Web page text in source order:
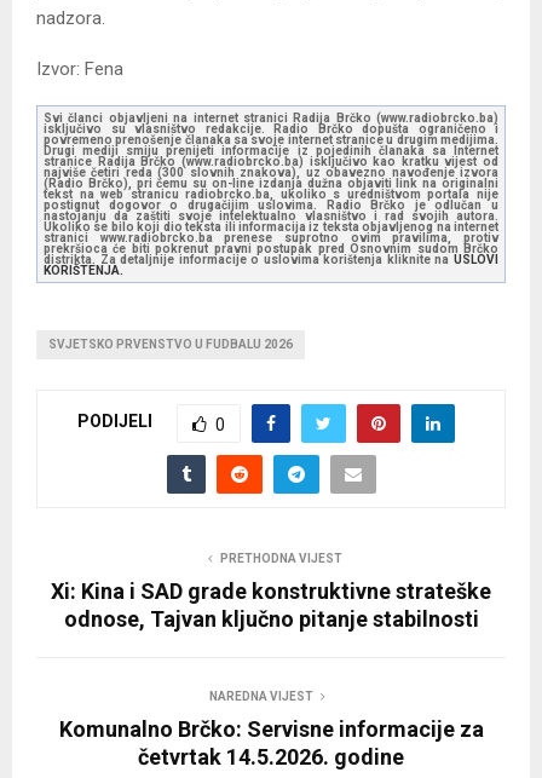
nadzora.
Izvor: Fena
Svi članci objavljeni na internet stranici Radija Brčko (www.radiobrcko.ba)
isključivo su vlasništvo redakcije. Radio Brčko dopušta ograničeno i
povremeno prenošenje članaka sa svoje internet stranice u drugim medijima.
Drugi mediji smiju prenijeti informacije iz pojedinih članaka sa Internet
stranice Radija Brčko (www.radiobrcko.ba) isključivo kao kratku vijest od
najviše četiri reda (300 slovnih znakova), uz obavezno navođenje izvora
(Radio Brčko), pri čemu su on-line izdanja dužna objaviti link na originalni
tekst na web stranicu radiobrcko.ba, ukoliko s uredništvom portala nije
postignut dogovor o drugačijim uslovima. Radio Brčko je odlučan u
nastojanju da zaštiti svoje intelektualno vlasništvo i rad svojih autora.
Ukoliko se bilo koji dio teksta ili informacija iz teksta objavljenog na internet
stranici www.radiobrcko.ba prenese suprotno ovim pravilima, protiv
prekršioca će biti pokrenut pravni postupak pred Osnovnim sudom Brčko
distrikta. Za detaljnije informacije o uslovima korištenja kliknite na USLOVI
KORIŠTENJA.
SVJETSKO PRVENSTVO U FUDBALU 2026
PODIJELI 0
PRETHODNA VIJEST
Xi: Kina i SAD grade konstruktivne strateške
odnose, Tajvan ključno pitanje stabilnosti
NAREDNA VIJEST
Komunalno Brčko: Servisne informacije za
četvrtak 14.5.2026. godine